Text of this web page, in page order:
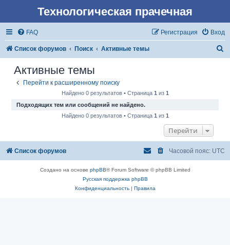
Технологическая прачечная
FAQ Вход
Регистрация
Список форумов Поиск Активные темы
Активные темы
Перейти к расширенному поиску
Найдено 0 результатов • Страница 1 из 1
Подходящих тем или сообщений не найдено.
Найдено 0 результатов • Страница 1 из 1
Перейти
Список форумов Часовой пояс: UTC
Создано на основе phpBB® Forum Software © phpBB Limited
Русская поддержка phpBB
Конфиденциальность| Правила